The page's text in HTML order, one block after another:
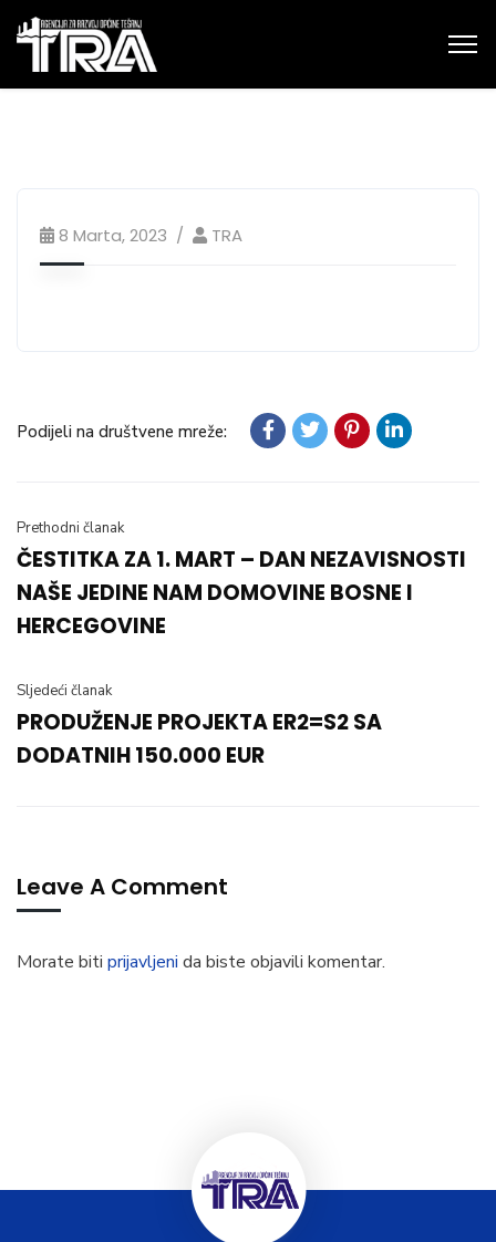
8 Marta, 2023 TRA
Podijeli na društvene mreže:
Prethodni članak
ČESTITKA ZA 1. MART – DAN NEZAVISNOSTI
NAŠE JEDINE NAM DOMOVINE BOSNE I
HERCEGOVINE
Sljedeći članak
PRODUŽENJE PROJEKTA ER2=S2 SA
DODATNIH 150.000 EUR
Leave A Comment
Morate biti prijavljeni da biste objavili komentar.